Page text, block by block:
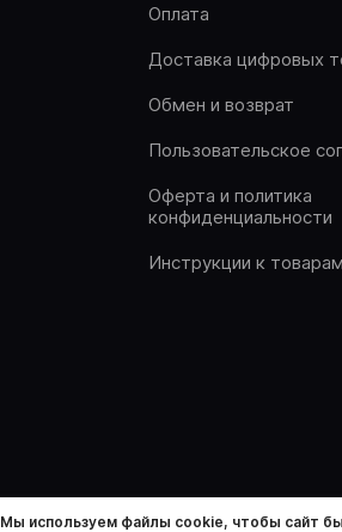
Оплата
Доставка цифровых
Обмен и возврат
Пользовательское
Оферта и политика
конфиденциальности
Инструкции к товарам
Мы используем файлы cookie, чтобы сайт